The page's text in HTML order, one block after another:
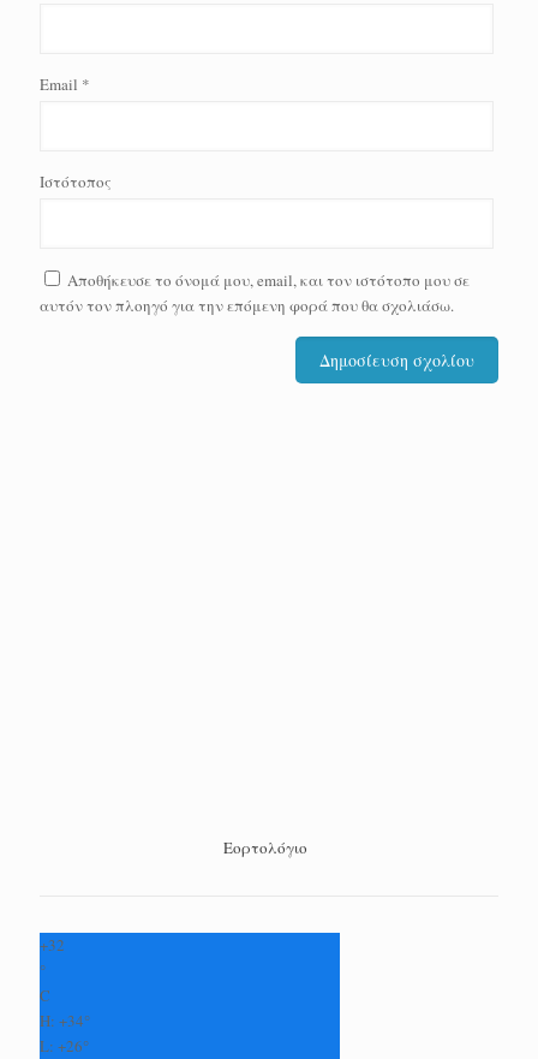
Email *
Ιστότοπος
Αποθήκευσε το όνομά μου, email, και τον ιστότοπο μου σε
αυτόν τον πλοηγό για την επόμενη φορά που θα σχολιάσω.
Εορτολόγιο
+32
°
C
H: +34°
L: +26°